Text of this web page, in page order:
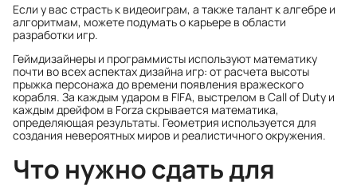
Если у вас страсть к видеоиграм, а также талант к алгебре и
алгоритмам, можете подумать о карьере в области
разработки игр.
Геймдизайнеры и программисты используют математику
почти во всех аспектах дизайна игр: от расчета высоты
прыжка персонажа до времени появления вражеского
корабля. За каждым ударом в FIFA, выстрелом в Call of Duty и
каждым дрейфом в Forza скрывается математика,
определяющая результаты. Геометрия используется для
создания невероятных миров и реалистичного окружения.
Что нужно сдать для